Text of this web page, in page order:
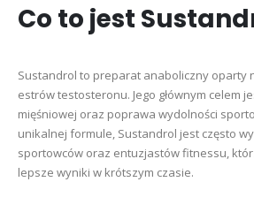
Co to jest
Sustandrol to preparat anaboliczny oparty
estrów testosteronu. Jego głównym celem
mięśniowej oraz poprawa wydolności
unikalnej formule, Sustandrol jest często
sportowców oraz entuzjastów fitnessu,
lepsze wyniki w krótszym czasie.